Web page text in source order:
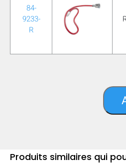
84-
9233-
R
Produits similaires qui